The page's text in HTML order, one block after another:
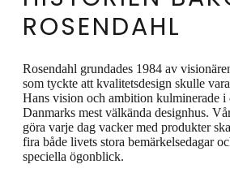
ROSENDAHL
Rosendahl grundades 1984 av
som tyckte att kvalitetsdesign skulle
Hans vision och ambition kulminerade i
Danmarks mest välkända designhus.
göra varje dag vacker med produkter
fira både livets stora bemärkelsedagar
speciella ögonblick.